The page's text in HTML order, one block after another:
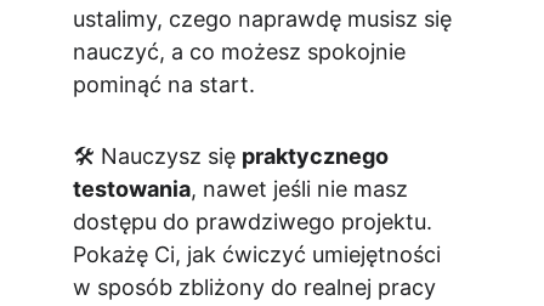
ustalimy, czego naprawdę musisz się
nauczyć, a co możesz spokojnie
pominąć na start.
🛠️ Nauczysz się praktycznego
testowania, nawet jeśli nie masz
dostępu do prawdziwego projektu.
Pokażę Ci, jak ćwiczyć umiejętności
w sposób zbliżony do realnej pracy